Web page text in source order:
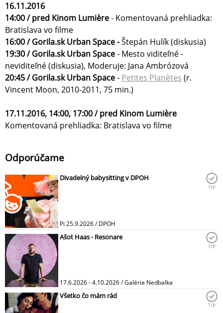
16.11.2016
14:00 / pred Kinom Lumière- Komentovaná prehliadka:
Bratislava vo filme
16:00 / Gorila.sk Urban Space -Štepán Hulík (diskusia)
19:30 / Gorila.sk Urban Space- Mesto viditeľné -
neviditeľné (diskusia), Moderuje: Jana Ambrózová
20:45 / Gorila.sk Urban Space- Petites Planètes (r.
Vincent Moon, 2010-2011, 75 min.)
17.11.2016, 14:00, 17:00 / pred Kinom Lumière
Komentovaná prehliadka: Bratislava vo filme
Odporúčame
Divadelný babysitting v DPOH
Pi 25.9.2026 / DPOH
TIP
Ašot Haas - Resonare
17.6.2026 - 4.10.2026 / Galéria Nedbalka
TIP
Všetko čo mám rád
TIP